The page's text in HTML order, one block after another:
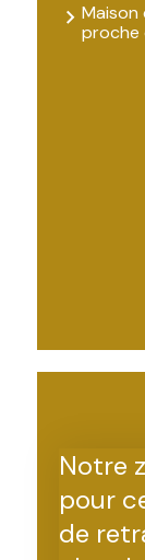
Maison
proche
Notre
pour
de